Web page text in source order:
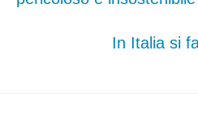
In Italia si